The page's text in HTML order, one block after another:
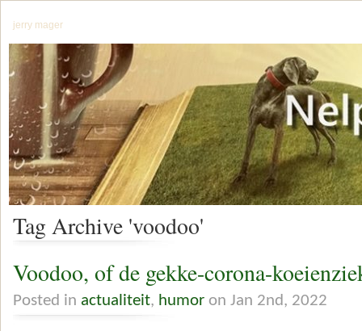
jerry mager
Tag Archive 'voodoo'
Voodoo, of de gekke-corona-
Posted in actualiteit, humor on Jan 2nd, 2022